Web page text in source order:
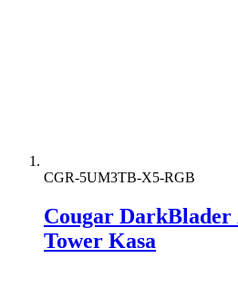
CGR-5UM3TB-X5-RGB
Cougar
Tower Kasa